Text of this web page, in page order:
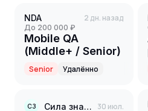
NDA 2 дн. назад
до 200 000 ₽
Mobile QA
(Middle+ / Senior)
Senior Удалённо
СЗ Сила знаний 30 июл.